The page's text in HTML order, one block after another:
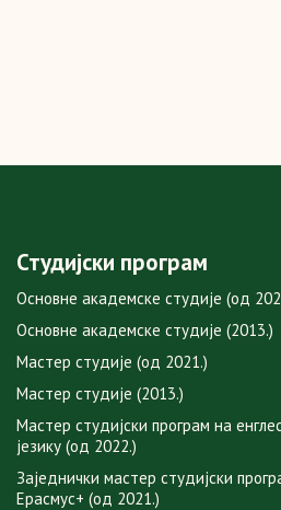
Студијски програм
Основне академске студије (од
Основне академске студије (2013.)
Мастер студије (од 2021.)
Мастер студије (2013.)
Мастер студијски програм на
језику (од 2022.)
Заједнички мастер студијски
Ерасмус+ (од 2021.)